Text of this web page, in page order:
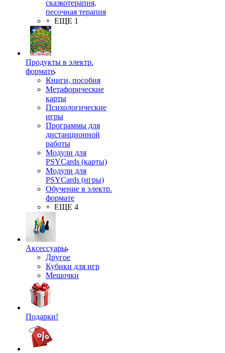
сказкотерапия,
песочная терапия
+ ЕЩЕ 1
Продукты в электр.
формате
Книги, пособия
Метафорические
карты
Психологические
игры
Программы для
дистанционной
работы
Модули для
PSYCards (карты)
Модули для
PSYCards (игры)
Обучение в электр.
формате
+ ЕЩЕ 4
Аксессуары
Другое
Кубики для игр
Мешочки
Подарки!